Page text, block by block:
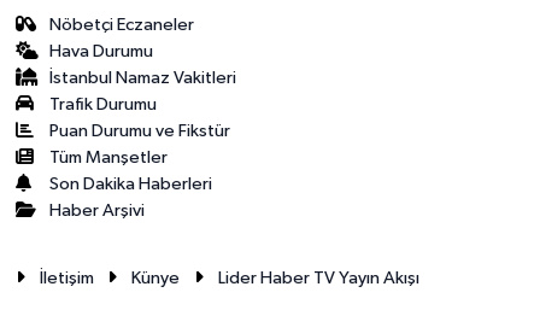
Nöbetçi Eczaneler
Hava Durumu
İstanbul Namaz Vakitleri
Trafik Durumu
Puan Durumu ve Fikstür
Tüm Manşetler
Son Dakika Haberleri
Haber Arşivi
İletişim Künye Lider Haber TV Yayın Akışı